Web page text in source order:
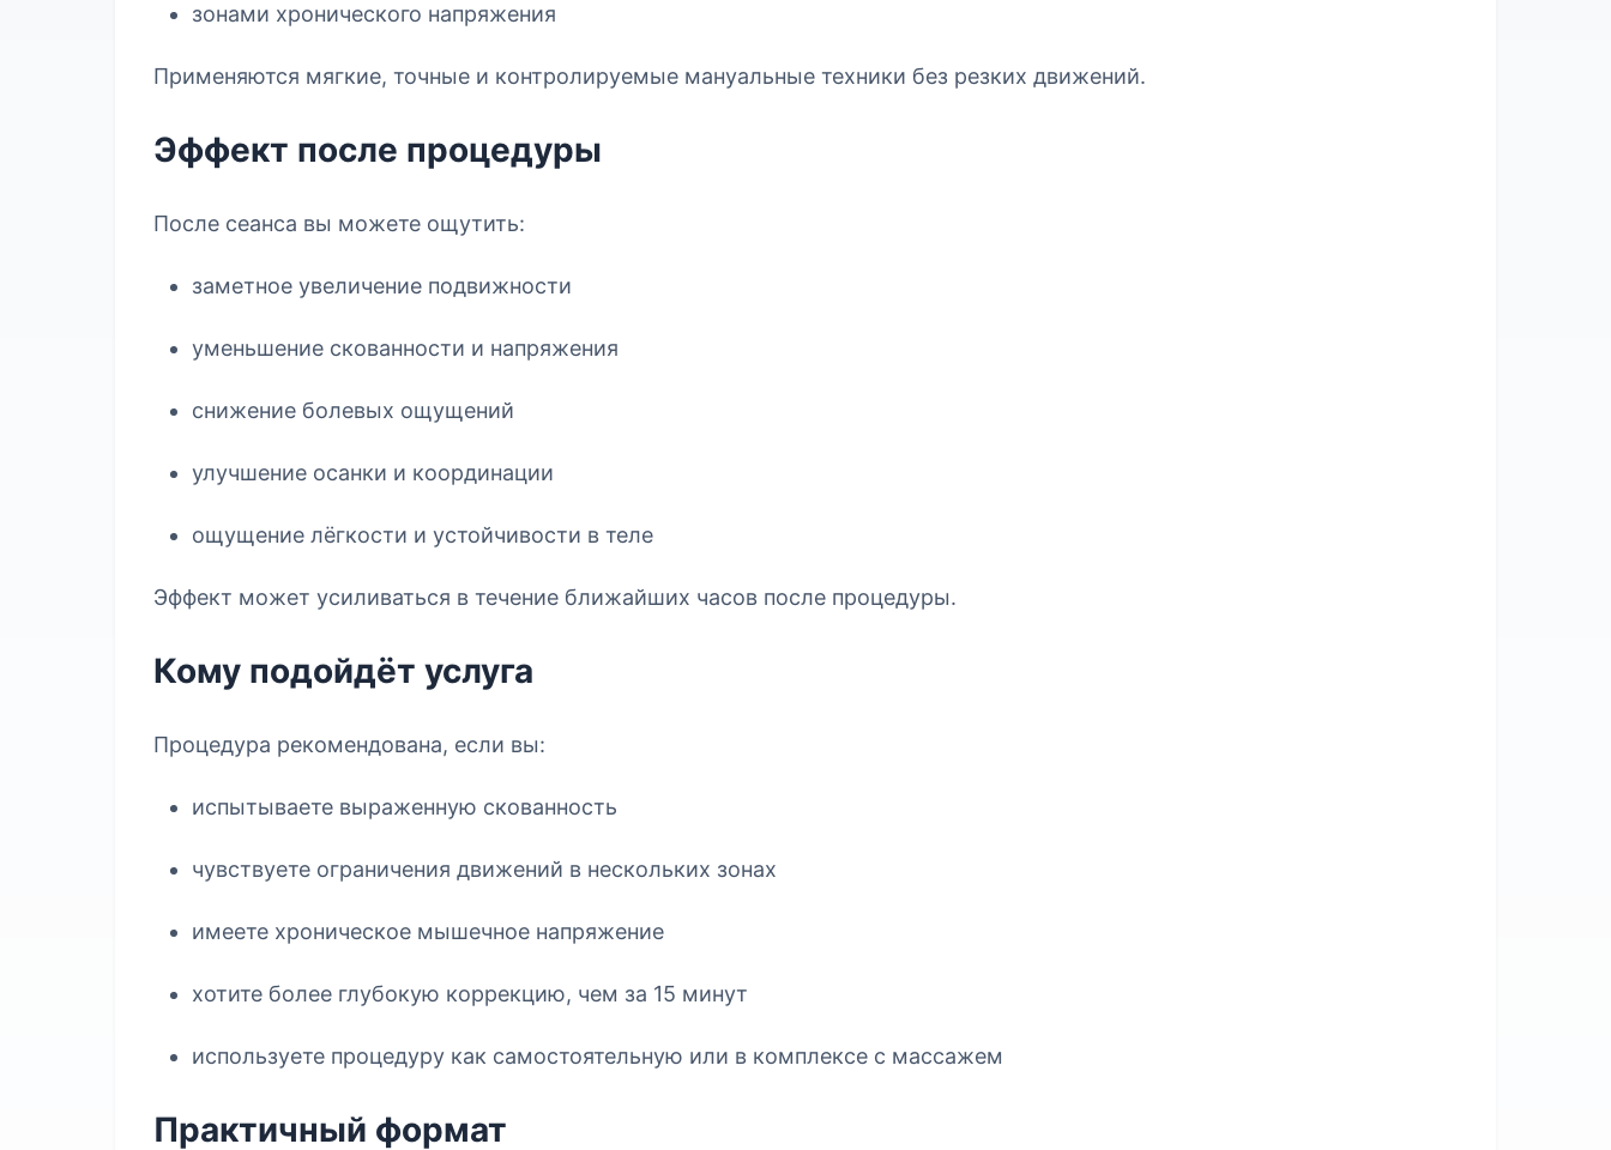
зонами хронического напряжения
Применяются мягкие, точные и контролируемые мануальные техники без резких движений.
Эффект после процедуры
После сеанса вы можете ощутить:
заметное увеличение подвижности
уменьшение скованности и напряжения
снижение болевых ощущений
улучшение осанки и координации
ощущение лёгкости и устойчивости в теле
Эффект может усиливаться в течение ближайших часов после процедуры.
Кому подойдёт услуга
Процедура рекомендована, если вы:
испытываете выраженную скованность
чувствуете ограничения движений в нескольких зонах
имеете хроническое мышечное напряжение
хотите более глубокую коррекцию, чем за 15 минут
используете процедуру как самостоятельную или в комплексе с массажем
Практичный формат